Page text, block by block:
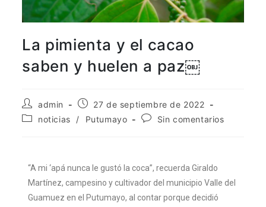
Por lo tanto, este sitio web
de información previa al mes de julio
de 2026.
La pimienta y el cacao
saben y huelen a paz￼
admin
27 de septiembre de 2022
noticias
/ Putumayo Sin comentarios
“A mi ‘apá nunca le gustó la coca”, recuerda Giraldo
Martínez, campesino y cultivador del municipio Valle del
Guamuez en el Putumayo, al contar porque decidió